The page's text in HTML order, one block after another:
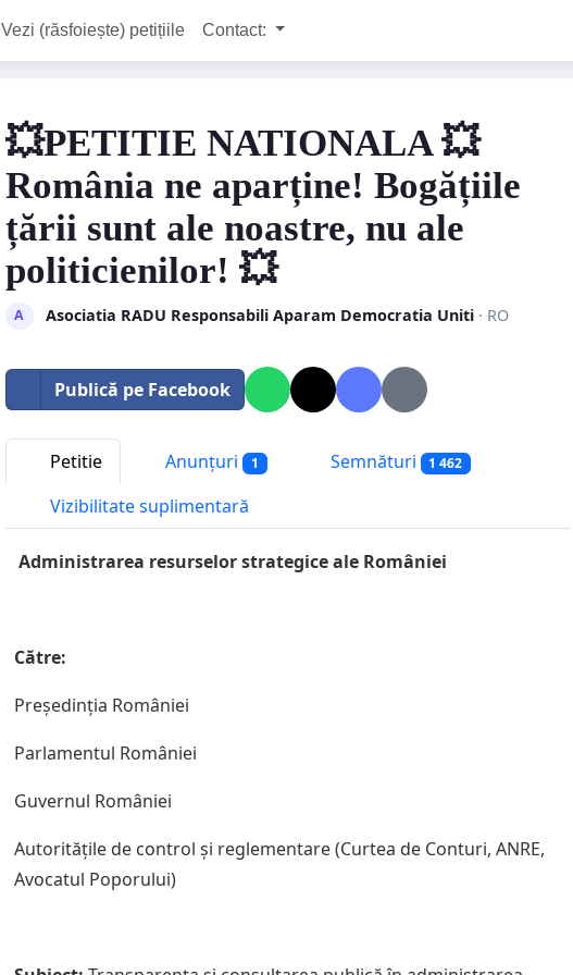
Vezi (răsfoiește) petițiile Contact:
💥PETITIE NATIONALA 💥
România ne aparține! Bogățiile
țării sunt ale noastre, nu ale
politicienilor! 💥
A Asociatia RADU Responsabili Aparam Democratia Uniti· RO
Publică pe Facebook
Petitie Anunțuri 1 Semnături 1 462
Vizibilitate suplimentară
Administrarea resurselor strategice ale României
Către:
Președinția României
Parlamentul României
Guvernul României
Autoritățile de control și reglementare (Curtea de Conturi, ANRE,
Avocatul Poporului)